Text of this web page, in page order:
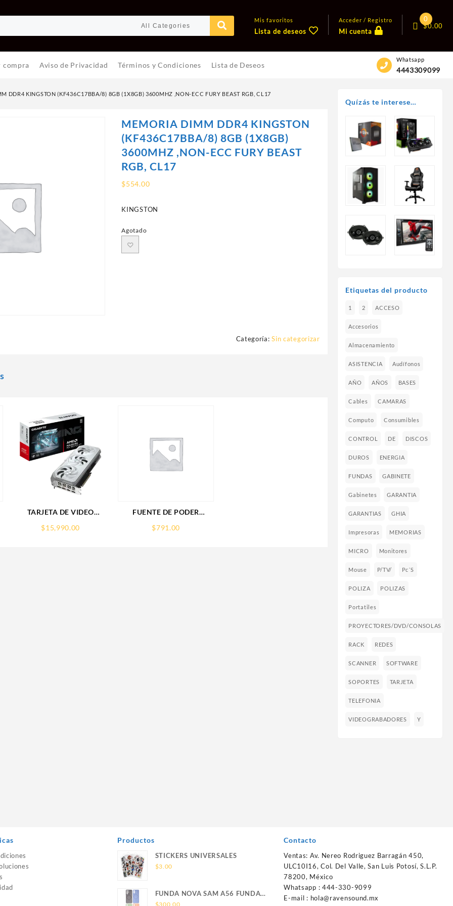
Mis favoritos
Lista de deseos
Acceder / Registro
Mi cuenta
0
$0.00
compra Aviso de Privacidad Términos y Condiciones Lista de Deseos
Whatsapp
4443309099
DDR4 KINGSTON (KF436C17BBA/8) 8GB (1X8GB) 3600MHZ ,NON-ECC FURY BEAST RGB, CL17
MEMORIA DIMM DDR4 KINGSTON
(KF436C17BBA/8) 8GB (1X8GB)
3600MHZ ,NON-ECC FURY BEAST
RGB, CL17
$554.00
KINGSTON
Agotado
Categoría:Sin categorizar
TARJETA DE VIDEO
R907XGAMINGOCICE-
$15,990.00
FUENTE DE PODER
REGULADA,12V,10
$791.00
Quízás te interese…
Etiquetas del producto
1 2 ACCESO
Accesorios
Almacenamiento
ASISTENCIA Audífonos
AÑO AÑOS BASES
Cables CAMARAS
Computo Consumibles
CONTROL DE DISCOS
DUROS ENERGIA
FUNDAS GABINETE
Gabinetes GARANTIA
GARANTIAS GHIA
Impresoras MEMORIAS
MICRO Monitores
Mouse P/TV/ Pc´s
POLIZA POLIZAS
Portatiles
PROYECTORES/DVD/CONSOLAS
RACK REDES
SCANNER SOFTWARE
SOPORTES TARJETA
TELEFONIA
VIDEOGRABADORES Y
Productos
STICKERS UNIVERSALES
$3.00
FUNDA NOVA SAM A56 FUNDA
SILICONA SIN SOPORTE
$300.00
Contacto
Ventas: Av. Nereo Rodriguez Barragán 450,
ULC10I16, Col. Del Valle, San Luis Potosí, S.L.P.
78200, México
Whatsapp : 444-330-9099
E-mail : hola@ravensound.mx